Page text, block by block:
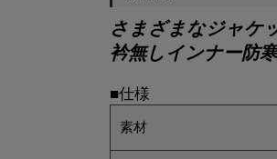
さまざまなジャケ
衿無しインナー防
■仕様
素材